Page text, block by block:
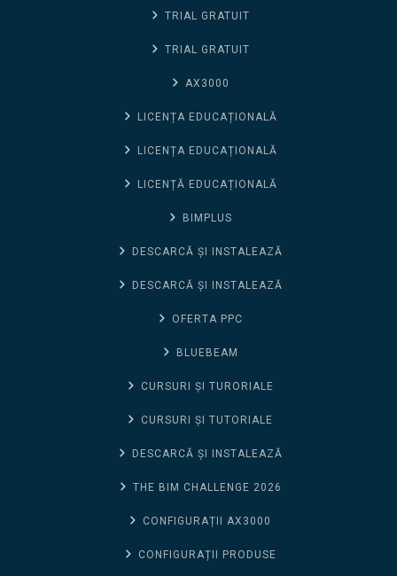
TRIAL GRATUIT
TRIAL GRATUIT
AX3000
LICENȚA EDUCAȚIONALĂ
LICENȚA EDUCAȚIONALĂ
LICENȚĂ EDUCAȚIONALĂ
BIMPLUS
DESCARCĂ ȘI INSTALEAZĂ
DESCARCĂ ȘI INSTALEAZĂ
OFERTA PPC
BLUEBEAM
CURSURI ȘI TURORIALE
CURSURI ȘI TUTORIALE
DESCARCĂ ȘI INSTALEAZĂ
THE BIM CHALLENGE 2026
CONFIGURAȚII AX3000
CONFIGURAȚII PRODUSE